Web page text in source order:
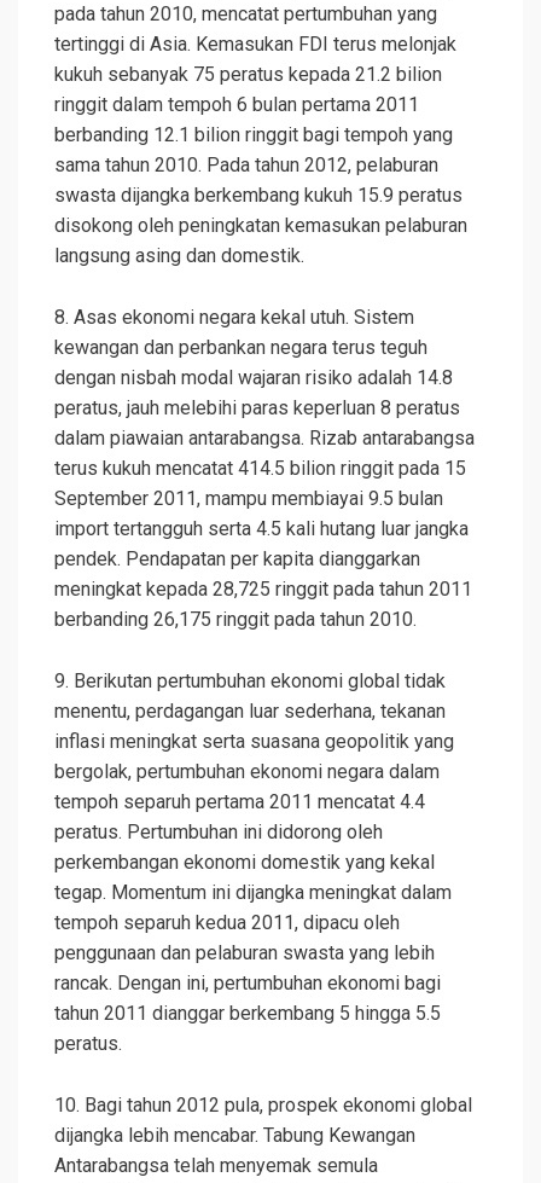
pada tahun 2010, mencatat pertumbuhan yang
tertinggi di Asia. Kemasukan FDI terus melonjak
kukuh sebanyak 75 peratus kepada 21.2 bilion
ringgit dalam tempoh 6 bulan pertama 2011
berbanding 12.1 bilion ringgit bagi tempoh yang
sama tahun 2010. Pada tahun 2012, pelaburan
swasta dijangka berkembang kukuh 15.9 peratus
disokong oleh peningkatan kemasukan pelaburan
langsung asing dan domestik.
8. Asas ekonomi negara kekal utuh. Sistem
kewangan dan perbankan negara terus teguh
dengan nisbah modal wajaran risiko adalah 14.8
peratus, jauh melebihi paras keperluan 8 peratus
dalam piawaian antarabangsa. Rizab antarabangsa
terus kukuh mencatat 414.5 bilion ringgit pada 15
September 2011, mampu membiayai 9.5 bulan
import tertangguh serta 4.5 kali hutang luar jangka
pendek. Pendapatan per kapita dianggarkan
meningkat kepada 28,725 ringgit pada tahun 2011
berbanding 26,175 ringgit pada tahun 2010.
9. Berikutan pertumbuhan ekonomi global tidak
menentu, perdagangan luar sederhana, tekanan
inflasi meningkat serta suasana geopolitik yang
bergolak, pertumbuhan ekonomi negara dalam
tempoh separuh pertama 2011 mencatat 4.4
peratus. Pertumbuhan ini didorong oleh
perkembangan ekonomi domestik yang kekal
tegap. Momentum ini dijangka meningkat dalam
tempoh separuh kedua 2011, dipacu oleh
penggunaan dan pelaburan swasta yang lebih
rancak. Dengan ini, pertumbuhan ekonomi bagi
tahun 2011 dianggar berkembang 5 hingga 5.5
peratus.
10. Bagi tahun 2012 pula, prospek ekonomi global
dijangka lebih mencabar. Tabung Kewangan
Antarabangsa telah menyemak semula